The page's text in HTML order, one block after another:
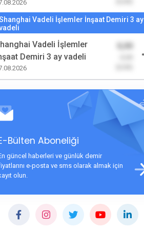
Vadeli İşlemler İnşaat Demiri 3 ay
Vadeli İşlemler
Demiri 3 ay vadeli
0,00
Bülten Aboneliği
güncel haberleri ve günlük demir
e-posta ve sms olarak almak için
olun.